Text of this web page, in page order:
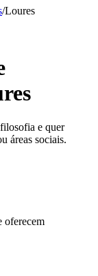
/Loures
e quer
áreas sociais.
oferecem